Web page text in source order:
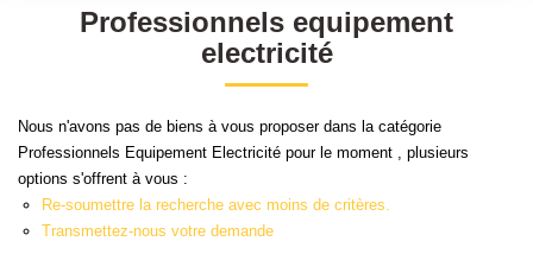
ESTIMATION
Présentation
Notre Équipe
Historique
Type de bien
Surface min
Créer une alerte
Professionnels equipement
electricité
Nous n'avons pas de biens à vous proposer dans la catégorie
Professionnels Equipement Electricité pour le moment , plusieurs
options s'offrent à vous :
Re-soumettre la recherche avec moins de critères.
Transmettez-nous votre demande